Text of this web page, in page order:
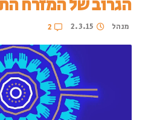
הגרוב של המזרח
מנהל 2.3.15
2